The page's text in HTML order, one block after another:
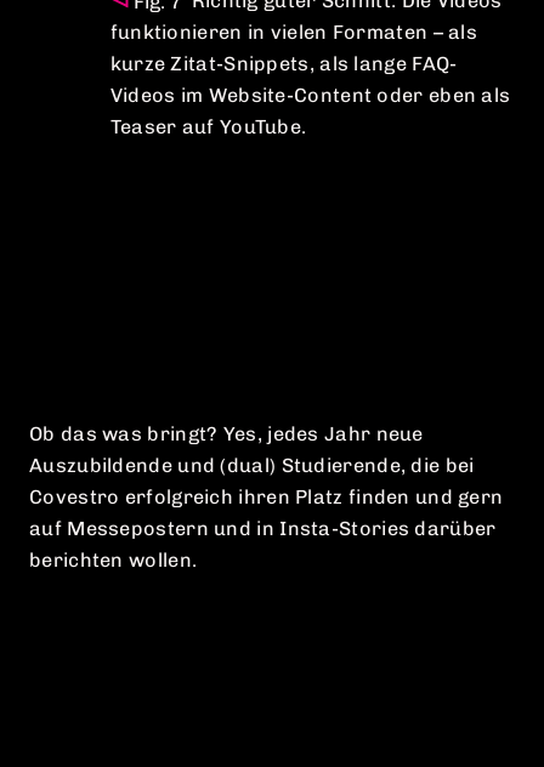
Richtig guter Schnitt: Die Videos
funktionieren in vielen Formaten – als
kurze Zitat-Snippets, als lange FAQ-
Videos im Website-Content oder eben als
Teaser auf YouTube.
Ob das was bringt? Yes, jedes Jahr neue
Auszubildende und (dual) Studierende, die bei
Covestro erfolgreich ihren Platz finden und gern
auf Messepostern und in Insta-Stories darüber